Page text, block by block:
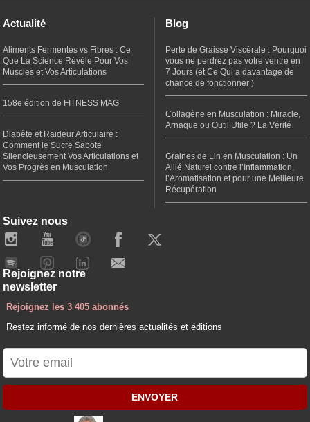
Actualité
Aliments Fermentés vs Fibres : Ce
Que La Science Révèle Pour Vos
Muscles et Vos Articulations
158e édition de FITNESS MAG
Diabète et Raideur Articulaire :
Comment le Sucre Sabote
Silencieusement Vos Articulations et
Vos Progrès en Musculation
Blog
Perte de Graisse Viscérale : Pourquoi
vous ne perdrez pas votre ventre en
7 Jours (et Ce Qui a davantage de
chance de fonctionner )
Collagène en Musculation : Miracle,
Arnaque ou Outil Utile ? La Vérité
Graines de Lin en Musculation : Un
Allié Naturel contre l’Inflammation,
l’Aromatisation et pour une Meilleure
Récupération
Suivez nous
Rejoignez notre
newsletter
Rejoignez les 3 405 abonnés
Restez informé de nos dernières actualités et éditions
ENVOYER